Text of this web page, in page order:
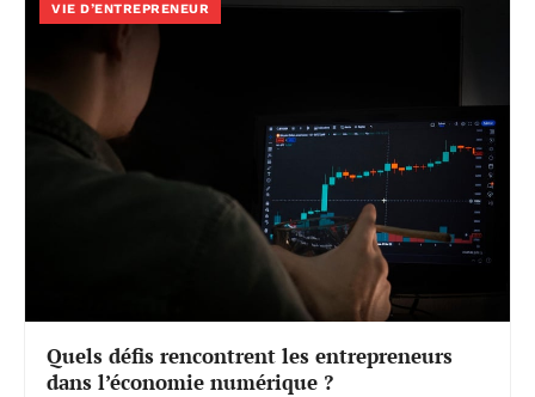
VIE D’ENTREPRENEUR
Quels défis rencontrent les entrepreneurs
dans l’économie numérique ?